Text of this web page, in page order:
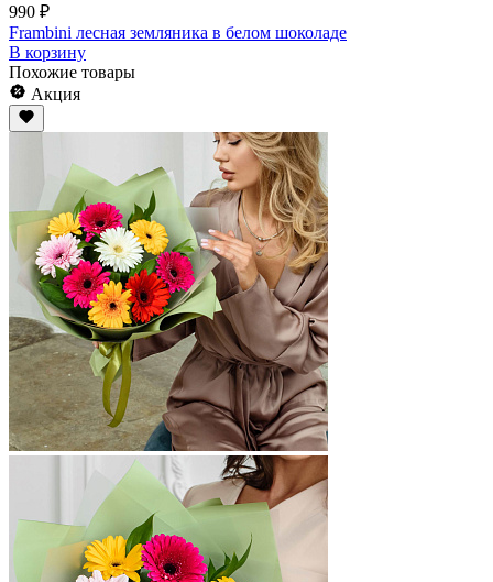
990 ₽
Frambini лесная земляника в белом шоколаде
В корзину
Похожие товары
Акция